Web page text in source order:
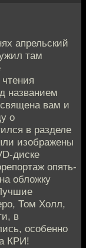
апрельский
там
названием
вам и
о
в разделе
изображены
диске
опять-
обложку
Том Холл,
в
особенно
КРИ!